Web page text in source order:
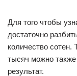
Для того чтобы
достаточно
количество сотен.
тысяч можно также
результат.